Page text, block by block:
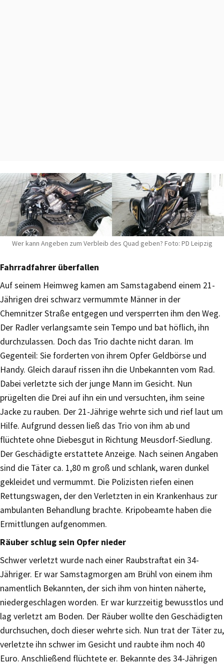
Wer kann Angeben zum Verbleib des Quad geben? Foto: PD Leipzig
Fahrradfahrer überfallen
Auf seinem Heimweg kamen am Samstagabend einem 21-
Jährigen drei schwarz vermummte Männer in der
Chemnitzer Straße entgegen und versperrten ihm den Weg.
Der Radler verlangsamte sein Tempo und bat höflich, ihn
durchzulassen. Doch das Trio dachte nicht daran. Im
Gegenteil: Sie forderten von ihrem Opfer Geldbörse und
Handy. Gleich darauf rissen ihn die Unbekannten vom Rad.
Dabei verletzte sich der junge Mann im Gesicht. Nun
prügelten die Drei auf ihn ein und versuchten, ihm seine
Jacke zu rauben. Der 21-Jährige wehrte sich und rief laut um
Hilfe. Aufgrund dessen ließ das Trio von ihm ab und
flüchtete ohne Diebesgut in Richtung Meusdorf-Siedlung.
Der Geschädigte erstattete Anzeige. Nach seinen Angaben
sind die Täter ca. 1,80 m groß und schlank, waren dunkel
gekleidet und vermummt. Die Polizisten riefen einen
Rettungswagen, der den Verletzten in ein Krankenhaus zur
ambulanten Behandlung brachte. Kripobeamte haben die
Ermittlungen aufgenommen.
Räuber schlug sein Opfer nieder
Schwer verletzt wurde nach einer Raubstraftat ein 34-
Jähriger. Er war Samstagmorgen am Brühl von einem ihm
namentlich Bekannten, der sich ihm von hinten näherte,
niedergeschlagen worden. Er war kurzzeitig bewusstlos und
lag verletzt am Boden. Der Räuber wollte den Geschädigten
durchsuchen, doch dieser wehrte sich. Nun trat der Täter zu,
verletzte ihn schwer im Gesicht und raubte ihm noch 40
Euro. Anschließend flüchtete er. Bekannte des 34-Jährigen